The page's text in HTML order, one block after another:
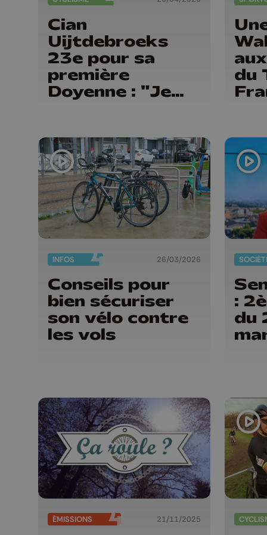
Cian
Uijtdebroeks
23e pour sa
première
Doyenne : "Je
du
INFOS 26/03/2026
Conseils pour
bien sécuriser
son vélo contre
les vols
:
du
ÉMISSIONS 21/11/2025